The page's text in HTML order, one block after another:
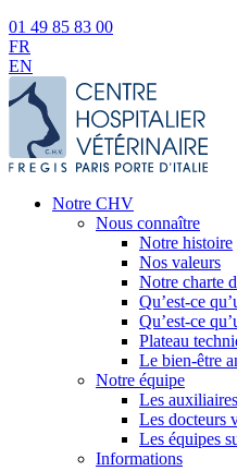
01 49 85 83 00
FR
EN
Notre CHV
Nous connaître
Notre histoire
Nos valeurs
Notre charte
Qu’est-ce
Qu’est-ce
Plateau
Le bien-être
Notre équipe
Les
Les docteurs
Les équipes
Informations